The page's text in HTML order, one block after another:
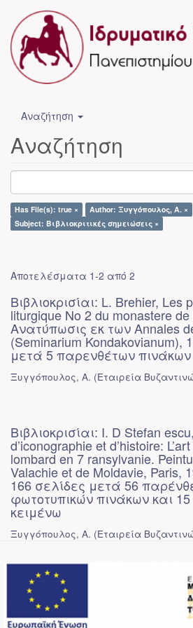
Αναζήτηση
Αναζήτηση
Has File(s): true ×
Author: Ξυγγόπουλος, Α. ×
Subject: Βιβλιοκριτικές σημειώσεις ×
Αποτελέσματα 1-2 από 2
Βιβλιοκρισίαι: L. Brehier, Les
liturgique No 2 du monastere de
Ανατύπωσις εκ των Annales
(Seminarium Kondakovianum),
μετά 5 παρενθέτων πινάκων
Ξυγγόπουλος, Α. (Εταιρεία
Βιβλιοκρισίαι: I. D Stefan
d’iconographie et d’histoire:
lombard en 7 ransylvanie.
Valachie et de Moldavie, Paris,
166 σελίδες μετά 56
φωτοτυπικών πινάκων και
κειμένω
Ξυγγόπουλος, Α. (Εταιρεία